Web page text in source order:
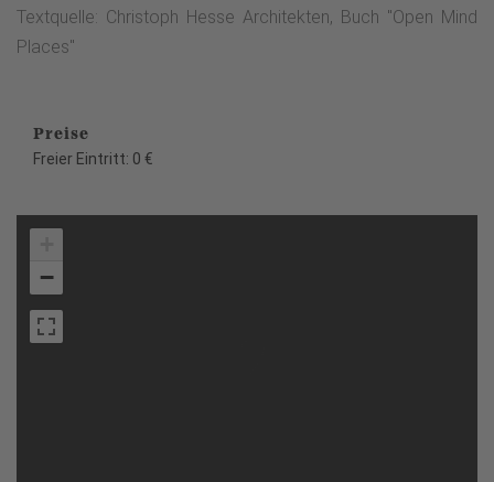
Textquelle: Christoph Hesse Architekten, Buch "Open Mind
Places"
Preise
Freier Eintritt: 0 €
−